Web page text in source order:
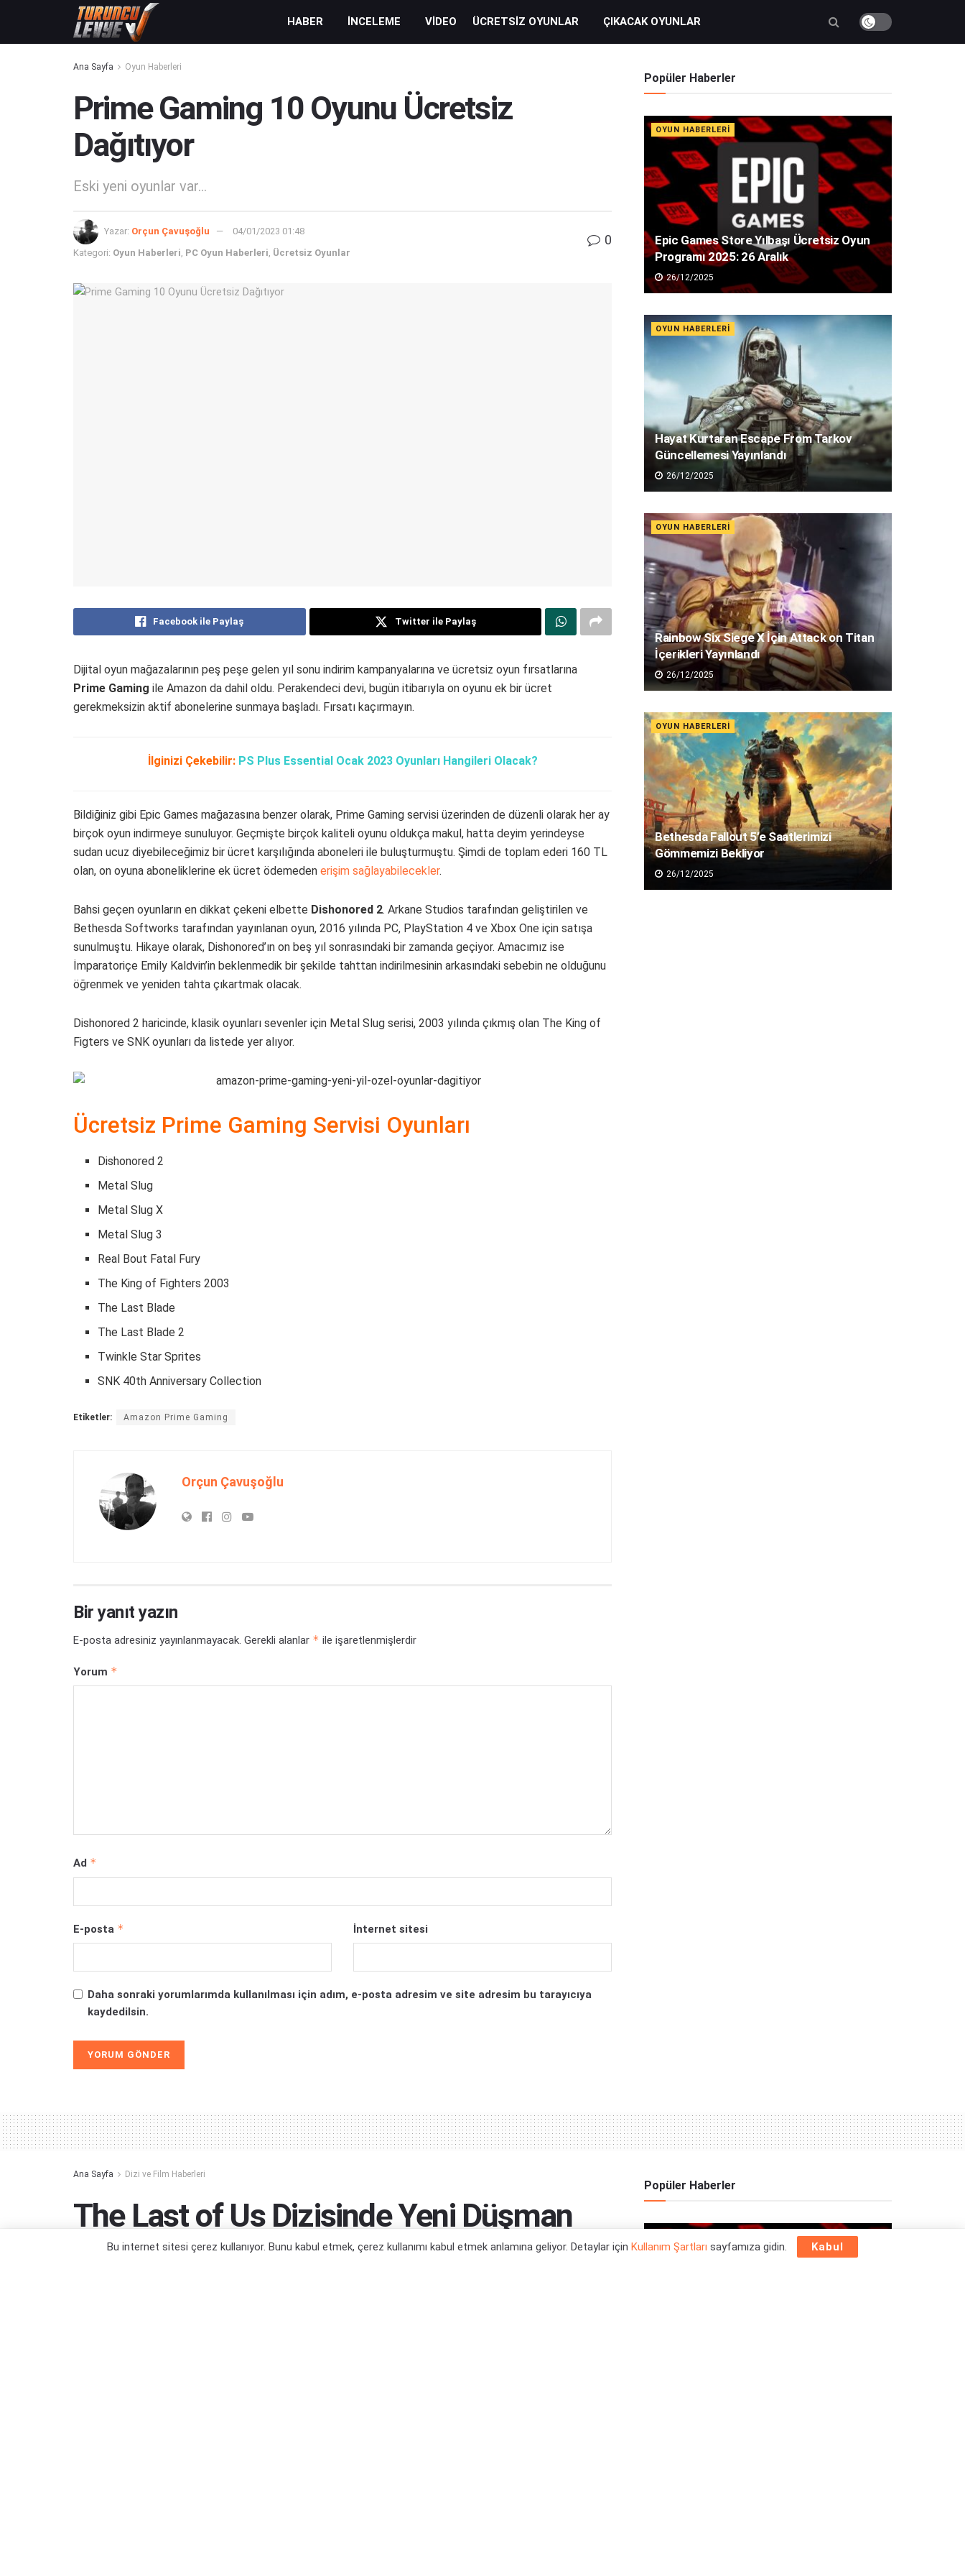
HABER İNCELEME VIDEO ÜCRETSIZ OYUNLAR ÇIKACAK OYUNLAR
Ana Sayfa Oyun Haberleri
Prime Gaming 10 Oyunu Ücretsiz
Dağıtıyor
Eski yeni oyunlar var...
Yazar: Orçun Çavuşoğlu 04/01/2023 01:48
Kategori: Oyun Haberleri, PC Oyun Haberleri, Ücretsiz Oyunlar
0
Facebook ile Paylaş Twitter ile Paylaş
Dijital oyun mağazalarının peş peşe gelen yıl sonu indirim kampanyalarına ve ücretsiz oyun fırsatlarına
Prime Gaming ile Amazon da dahil oldu. Perakendeci devi, bugün itibarıyla on oyunu ek bir ücret
gerekmeksizin aktif abonelerine sunmaya başladı. Fırsatı kaçırmayın.
İlginizi Çekebilir: PS Plus Essential Ocak 2023 Oyunları Hangileri Olacak?
Bildiğiniz gibi Epic Games mağazasına benzer olarak, Prime Gaming servisi üzerinden de düzenli olarak her ay
birçok oyun indirmeye sunuluyor. Geçmişte birçok kaliteli oyunu oldukça makul, hatta deyim yerindeyse
sudan ucuz diyebileceğimiz bir ücret karşılığında aboneleri ile buluşturmuştu. Şimdi de toplam ederi 160 TL
olan, on oyuna aboneliklerine ek ücret ödemeden erişim sağlayabilecekler.
Bahsi geçen oyunların en dikkat çekeni elbette Dishonored 2. Arkane Studios tarafından geliştirilen ve
Bethesda Softworks tarafından yayınlanan oyun, 2016 yılında PC, PlayStation 4 ve Xbox One için satışa
sunulmuştu. Hikaye olarak, Dishonored’ın on beş yıl sonrasındaki bir zamanda geçiyor. Amacımız ise
İmparatoriçe Emily Kaldvin’in beklenmedik bir şekilde tahttan indirilmesinin arkasındaki sebebin ne olduğunu
öğrenmek ve yeniden tahta çıkartmak olacak.
Dishonored 2 haricinde, klasik oyunları sevenler için Metal Slug serisi, 2003 yılında çıkmış olan The King of
Figters ve SNK oyunları da listede yer alıyor.
Ücretsiz Prime Gaming Servisi Oyunları
Dishonored 2
Metal Slug
Metal Slug X
Metal Slug 3
Real Bout Fatal Fury
The King of Fighters 2003
The Last Blade
The Last Blade 2
Twinkle Star Sprites
SNK 40th Anniversary Collection
Etiketler: Amazon Prime Gaming
Orçun Çavuşoğlu
Bir yanıt yazın
E-posta adresiniz yayınlanmayacak. Gerekli alanlar * ile işaretlenmişlerdir
Yorum *
Ad *
E-posta * İnternet sitesi
Daha sonraki yorumlarımda kullanılması için adım, e-posta adresim ve site adresim bu tarayıcıya
kaydedilsin.
Popüler Haberler
OYUN HABERLERI
Epic Games Store Yılbaşı Ücretsiz Oyun
Programı 2025: 26 Aralık
26/12/2025
OYUN HABERLERI
Hayat Kurtaran Escape From Tarkov
Güncellemesi Yayınlandı
26/12/2025
OYUN HABERLERI
Rainbow Six Siege X İçin Attack on Titan
İçerikleri Yayınlandı
26/12/2025
OYUN HABERLERI
Bethesda Fallout 5’e Saatlerimizi
Gömmemizi Bekliyor
26/12/2025
Ana Sayfa Dizi ve Film Haberleri
The Last of Us Dizisinde Yeni Düşman
Tipi Olacakmış
Popüler Haberler
Bu internet sitesi çerez kullanıyor. Bunu kabul etmek, çerez kullanımı kabul etmek anlamına geliyor. Detaylar için Kullanım Şartları sayfamıza gidin. Kabul